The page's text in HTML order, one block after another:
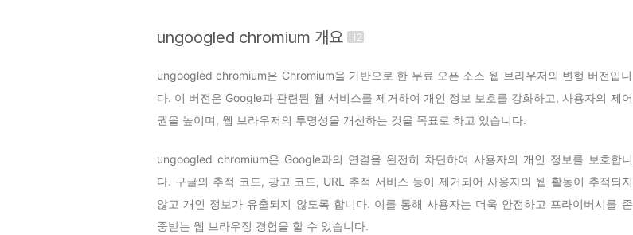
ungoogled chromium 개요
ungoogled chromium은 Chromium을 기반으로 한 무료 오픈 소스 웹 브라우저의 변형 버전입니
다. 이 버전은 Google과 관련된 웹 서비스를 제거하여 개인 정보 보호를 강화하고, 사용자의 제어
권을 높이며, 웹 브라우저의 투명성을 개선하는 것을 목표로 하고 있습니다.
ungoogled chromium은 Google과의 연결을 완전히 차단하여 사용자의 개인 정보를 보호합니
다. 구글의 추적 코드, 광고 코드, URL 추적 서비스 등이 제거되어 사용자의 웹 활동이 추적되지
않고 개인 정보가 유출되지 않도록 합니다. 이를 통해 사용자는 더욱 안전하고 프라이버시를 존
중받는 웹 브라우징 경험을 할 수 있습니다.